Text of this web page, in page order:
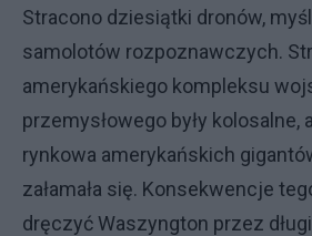
Stracono dziesiątki dronów,
samolotów rozpoznawczych.
amerykańskiego kompleksu
przemysłowego były kolosalne,
rynkowa amerykańskich
załamała się. Konsekwencje
dręczyć Waszyngton przez